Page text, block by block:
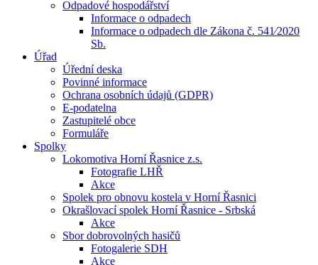
Odpadové hospodářství
Informace o odpadech
Informace o odpadech dle Zákona č. 541⁄2020
Sb.
Úřad
Úřední deska
Povinné informace
Ochrana osobních údajů (GDPR)
E-podatelna
Zastupitelé obce
Formuláře
Spolky
Lokomotiva Horní Řasnice z.s.
Fotografie LHŘ
Akce
Spolek pro obnovu kostela v Horní Řasnici
Okrašlovací spolek Horní Řasnice - Srbská
Akce
Sbor dobrovolných hasičů
Fotogalerie SDH
Akce